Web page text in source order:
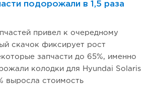
подорожали в 1,5 раза
привел к очередному
скачок фиксирует рост
запчасти до 65%, именно
колодки для Hyundai Solaris
выросла стоимость